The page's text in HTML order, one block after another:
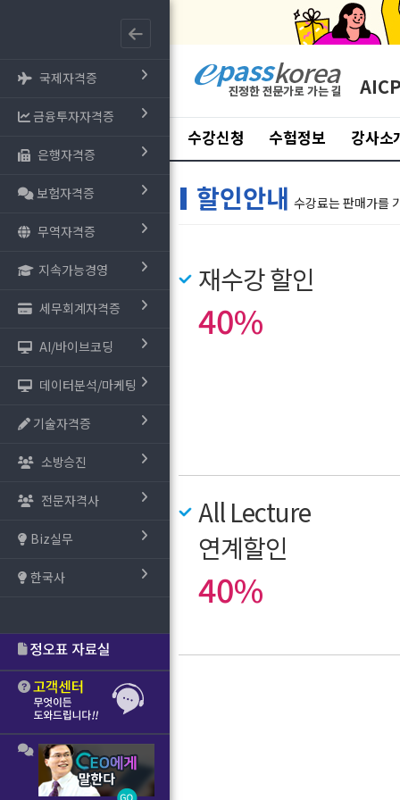
국제자격증
금융투자자격증
은행자격증
보험자격증
무역자격증
지속가능경영
세무회계자격증
AI/바이브코딩
데이터분석/마케팅
기술자격증
소방승진
전문자격사
Biz실무
한국사
수강신청 수험정보 강사소
할인안내 수강료는 판매가를
재수강 할인
40%
All Lecture
연계할인
40%